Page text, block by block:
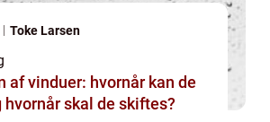
Toke Larsen
af vinduer: hvornår kan de
hvornår skal de skiftes?